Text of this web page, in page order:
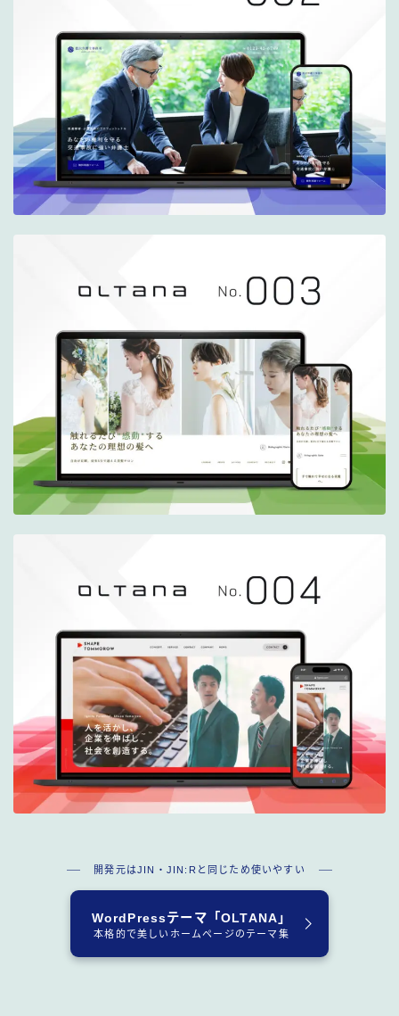
開発元はJIN・JIN:Rと同じため使いやすい
WordPressテーマ「OLTANA」
本格的で美しいホームページのテーマ集